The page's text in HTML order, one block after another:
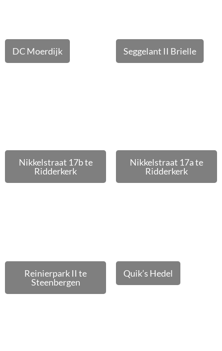
DC Moerdijk Seggelant II Brielle
Nikkelstraat 17b te
Ridderkerk
Nikkelstraat 17a te
Ridderkerk
Reinierpark II te
Steenbergen
Quik’s Hedel